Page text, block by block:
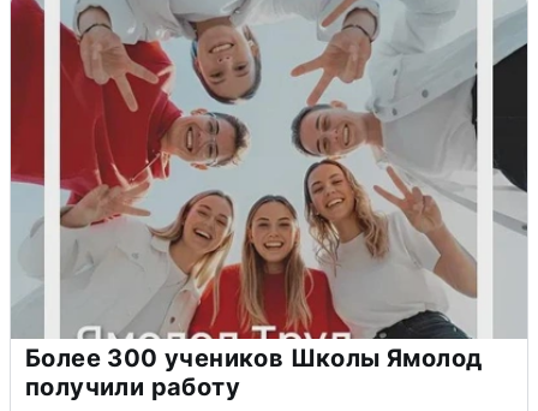
Более 300 учеников Школы Ямолод
получили работу